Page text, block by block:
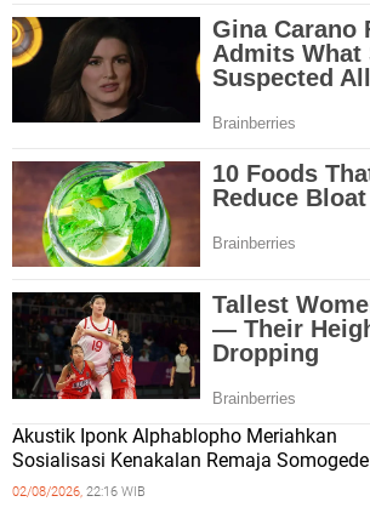
Akustik Iponk Alphablopho Meriahkan
Sosialisasi Kenakalan Remaja Somogede
02/08/2026, 22:16 WIB